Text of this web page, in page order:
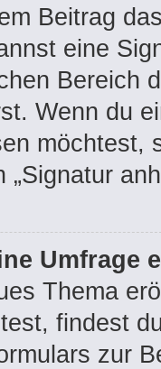
Beitrag
eine
Bereich
Wenn du
möchtest,
„Signatur
Umfrage
Thema
findest
zur